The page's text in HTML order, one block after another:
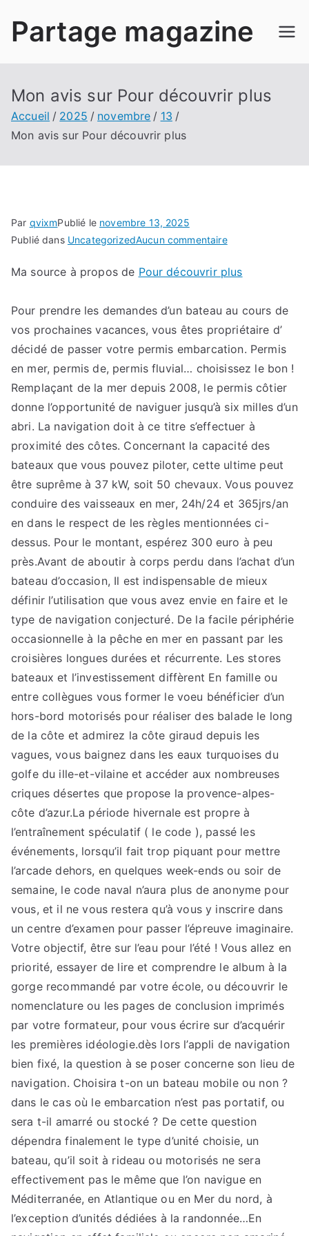
Partage magazine
Mon avis sur Pour découvrir plus
Accueil 2025 novembre
13
Mon avis sur Pour découvrir plus
Par qvixmPublié le novembre 13, 2025
Publié dans UncategorizedAucun commentairesur
avis
Pour
découvrir
plus
Ma source à propos de Pour découvrir plus
Pour prendre les demandes d’un bateau au cours de
vos prochaines vacances, vous êtes propriétaire d’
décidé de passer votre permis embarcation. Permis
en mer, permis de, permis fluvial… choisissez le bon !
Remplaçant de la mer depuis 2008, le permis côtier
donne l’opportunité de naviguer jusqu’à six milles d’un
abri. La navigation doit à ce titre s’effectuer à
proximité des côtes. Concernant la capacité des
bateaux que vous pouvez piloter, cette ultime peut
être suprême à 37 kW, soit 50 chevaux. Vous pouvez
conduire des vaisseaux en mer, 24h/24 et 365jrs/an
en dans le respect de les règles mentionnées ci-
dessus. Pour le montant, espérez 300 euro à peu
près.Avant de aboutir à corps perdu dans l’achat d’un
bateau d’occasion, Il est indispensable de mieux
définir l’utilisation que vous avez envie en faire et le
type de navigation conjecturé. De la facile périphérie
occasionnelle à la pêche en mer en passant par les
croisières longues durées et récurrente. Les stores
bateaux et l’investissement diffèrent En famille ou
entre collègues vous former le voeu bénéficier d’un
hors-bord motorisés pour réaliser des balade le long
de la côte et admirez la côte giraud depuis les
vagues, vous baignez dans les eaux turquoises du
golfe du ille-et-vilaine et accéder aux nombreuses
criques désertes que propose la provence-alpes-
côte d’azur.La période hivernale est propre à
l’entraînement spéculatif ( le code ), passé les
événements, lorsqu’il fait trop piquant pour mettre
l’arcade dehors, en quelques week-ends ou soir de
semaine, le code naval n’aura plus de anonyme pour
vous, et il ne vous restera qu’à vous y inscrire dans
un centre d’examen pour passer l’épreuve imaginaire.
Votre objectif, être sur l’eau pour l’été ! Vous allez en
priorité, essayer de lire et comprendre le album à la
gorge recommandé par votre école, ou découvrir le
nomenclature ou les pages de conclusion imprimés
par votre formateur, pour vous écrire sur d’acquérir
les premières idéologie.dès lors l’appli de navigation
bien fixé, la question à se poser concerne son lieu de
navigation. Choisira t-on un bateau mobile ou non ?
dans le cas où le embarcation n’est pas portatif, ou
sera t-il amarré ou stocké ? De cette question
dépendra finalement le type d’unité choisie, un
bateau, qu’il soit à rideau ou motorisés ne sera
effectivement pas le même que l’on navigue en
Méditerranée, en Atlantique ou en Mer du nord, à
l’exception d’unités dédiées à la randonnée…En